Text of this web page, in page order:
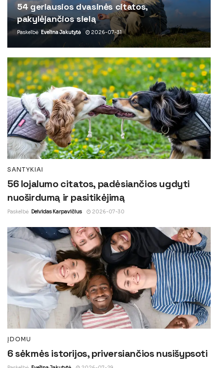
54 geriausios dvasinės citatos,
pakylėjančios sielą
Paskelbė Evelina Jakutytė 2026-07-31
SANTYKIAI
56 lojalumo citatos, padėsiančios ugdyti
nuoširdumą ir pasitikėjimą
Paskelbė Deividas Karpavičius 2026-07-30
ĮDOMU
6 sėkmės istorijos, priversiančios nusišypsoti